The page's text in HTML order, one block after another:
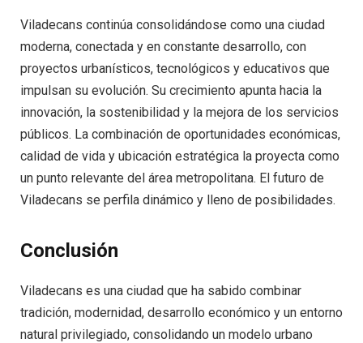
Viladecans continúa consolidándose como una ciudad
moderna, conectada y en constante desarrollo, con
proyectos urbanísticos, tecnológicos y educativos que
impulsan su evolución. Su crecimiento apunta hacia la
innovación, la sostenibilidad y la mejora de los servicios
públicos. La combinación de oportunidades económicas,
calidad de vida y ubicación estratégica la proyecta como
un punto relevante del área metropolitana. El futuro de
Viladecans se perfila dinámico y lleno de posibilidades.
Conclusión
Viladecans es una ciudad que ha sabido combinar
tradición, modernidad, desarrollo económico y un entorno
natural privilegiado, consolidando un modelo urbano